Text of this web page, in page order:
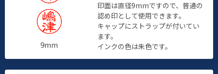
9mm
印面は直径9mmですので、普通の
認め印として使用できます。
キャップにストラップが付いてい
ます。
インクの色は朱色です。